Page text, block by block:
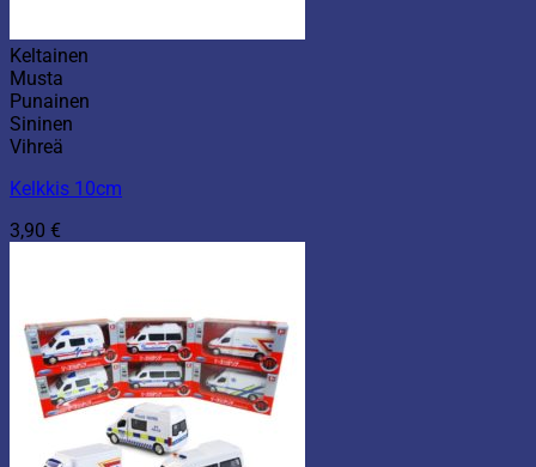
Keltainen
Musta
Punainen
Sininen
Vihreä
Kelkkis 10cm
3,90 €